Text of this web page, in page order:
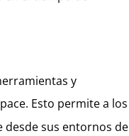
y
Esto permite a los
sus entornos de